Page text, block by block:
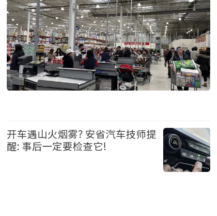
开车遇山火烟雾? 安省汽车技师提
醒: 事后一定要检查它!